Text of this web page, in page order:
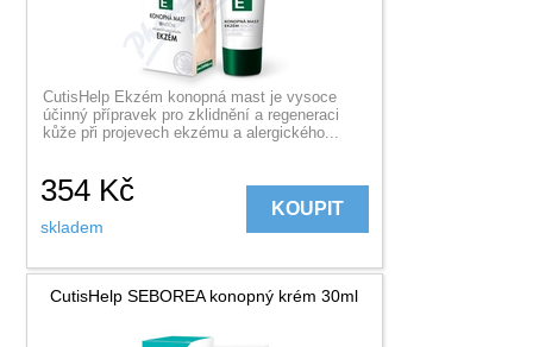
CutisHelp Ekzém konopná mast je vysoce
účinný přípravek pro zklidnění a regeneraci
kůže při projevech ekzému a alergického...
354 Kč
skladem
KOUPIT
CutisHelp SEBOREA konopný krém 30ml